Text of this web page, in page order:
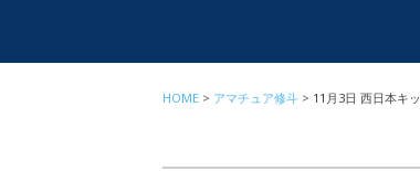
HOME アマチュア修斗 11月3日 西日本キ